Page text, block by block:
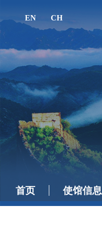
EN CH
首页 使馆信息